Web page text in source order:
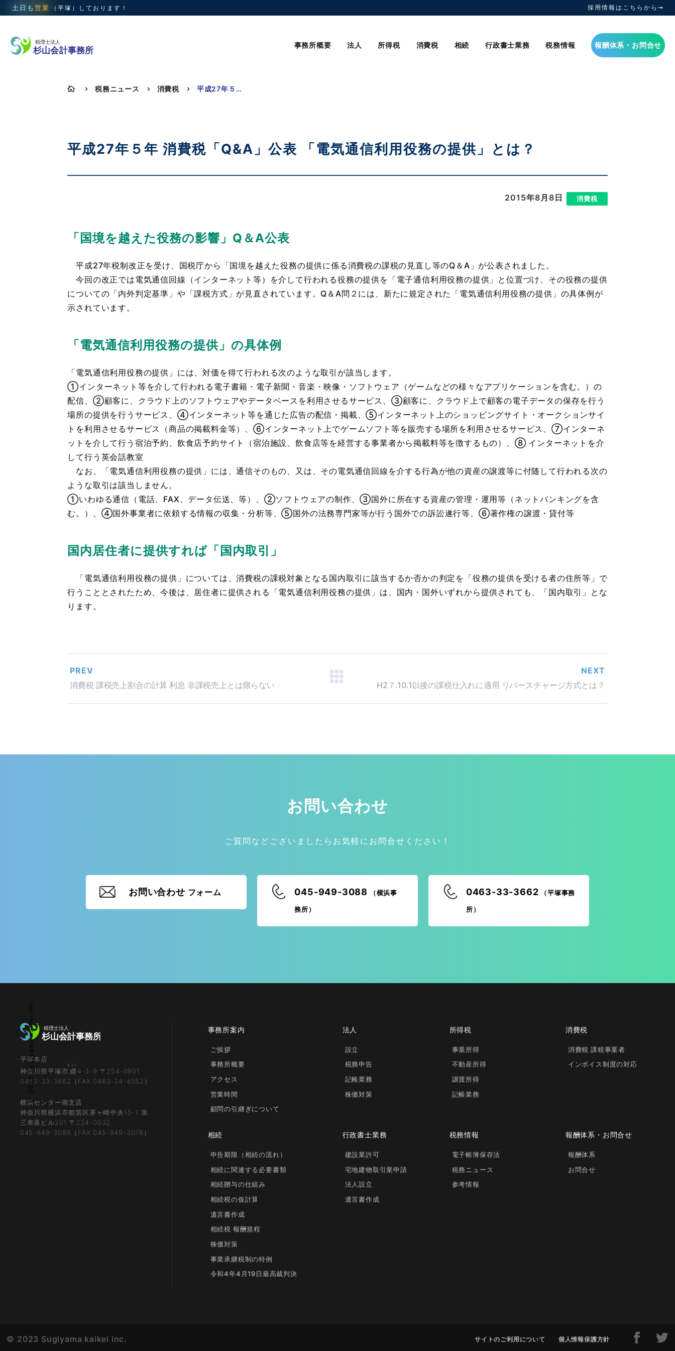
土日も 営業 （平塚） しております！ 採用情報はこちらから➞
事務所概要 法人 所得税 消費税 相続 行政書士業務 税務情報 報酬体系・お問合せ
 5 税務ニュース 5 消費税 5 平成27年５年 消費税「Q&A」公表 「電気通信利用役務の提供」とは？
平成27年５年 消費税「Q&A」公表 「電気通信利用役務の提供」とは？
2015年8月8日 消費税
「国境を越えた役務の影響」Q＆A公表
平成27年税制改正を受け、国税庁から「国境を越えた役務の提供に係る消費税の課税の見直し等のQ＆A」が公表されました。
今回の改正では電気通信回線（インターネット等）を介して行われる役務の提供を「電子通信利用役務の提供」と位置づけ、その役務の提供
についての「内外判定基準」や「課税方式」が見直されています。Q＆A問２には、新たに規定された「電気通信利用役務の提供」の具体例が
示されています。
「電気通信利用役務の提供」の具体例
「電気通信利用役務の提供」には、対価を得て行われる次のような取引が該当します。
①インターネット等を介して行われる電子書籍・電子新聞・音楽・映像・ソフトウェア（ゲームなどの様々なアプリケーションを含む。）の
配信、②顧客に、クラウド上のソフトウェアやデータベースを利用させるサービス、③顧客に、クラウド上で顧客の電子データの保存を行う
場所の提供を行うサービス、④インターネット等を通じた広告の配信・掲載、⑤インターネット上のショッピングサイト・オークションサイ
トを利用させるサービス（商品の掲載料金等）、⑥インターネット上でゲームソフト等を販売する場所を利用させるサービス、⑦インターネ
ットを介して行う宿泊予約、飲食店予約サイト（宿泊施設、飲食店等を経営する事業者から掲載料等を徴するもの）、⑧ インターネットを介
して行う英会話教室
なお、「電気通信利用役務の提供」には、通信そのもの、又は、その電気通信回線を介する行為が他の資産の譲渡等に付随して行われる次の
ような取引は該当しません。
①いわゆる通信（電話、FAX、データ伝送、等）、②ソフトウェアの制作、③国外に所在する資産の管理・運用等（ネットバンキングを含
む。）、④国外事業者に依頼する情報の収集・分析等、⑤国外の法務専門家等が行う国外での訴訟遂行等、⑥著作権の譲渡・貸付等
国内居住者に提供すれば「国内取引」
「電気通信利用役務の提供」については、消費税の課税対象となる国内取引に該当するか否かの判定を「役務の提供を受ける者の住所等」で
行うこととされたため、今後は、居住者に提供される「電気通信利用役務の提供」は、国内・国外いずれから提供されても、「国内取引」とな
ります。
PREV
消費税 課税売上割合の計算 利息 非課税売上とは限らない
NEXT
H2７.10.1以後の課税仕入れに適用 リバースチャージ方式とは？
お問い合わせ
ご質問などございましたらお気軽にお問合せください！
お問い合わせ フォーム 045-949-3088 （横浜事
務所）
0463-33-3662 （平塚事務
所）
© 2023 Sugiyama kaikei inc.
平塚本店
神奈川県平塚市纒
まとい
4-3-9 〒254-0901
0463-33-3662（FAX 0463-34-4552）
横浜センター南支店
神奈川県横浜市都筑区茅ヶ崎中央15-1 第
三幸喜ビル201 〒224-0032
045-949-3088（FAX 045-949-3078）
事務所案内
ご挨拶
事務所概要
アクセス
営業時間
顧問の引継ぎについて
法人
設立
税務申告
記帳業務
株価対策
所得税
事業所得
不動産所得
譲渡所得
記帳業務
消費税
消費税 課税事業者
インボイス制度の対応
相続
申告期限（相続の流れ）
相続に関連する必要書類
相続贈与の仕組み
相続税の仮計算
遺言書作成
相続税 報酬規程
株価対策
事業承継税制の特例
令和4年4月19日最高裁判決
行政書士業務
建設業許可
宅地建物取引業申請
法人設立
遺言書作成
税務情報
電子帳簿保存法
税務ニュース
参考情報
報酬体系・お問合せ
報酬体系
お問合せ
© 2023 Sugiyama kaikei inc. サイトのご利用について 個人情報保護方針